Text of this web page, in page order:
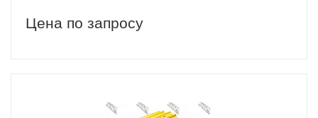
Цена по запросу